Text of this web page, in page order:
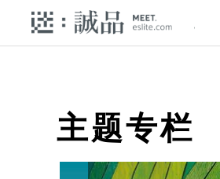
主题专栏